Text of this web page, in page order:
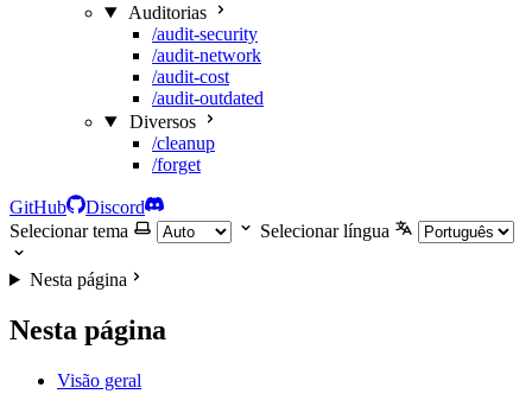
Auditorias
/audit-security
/audit-network
/audit-cost
/audit-outdated
Diversos
/cleanup
/forget
GitHub
Discord
Selecionar tema
Selecionar língua
Nesta página
Nesta página
Visão geral